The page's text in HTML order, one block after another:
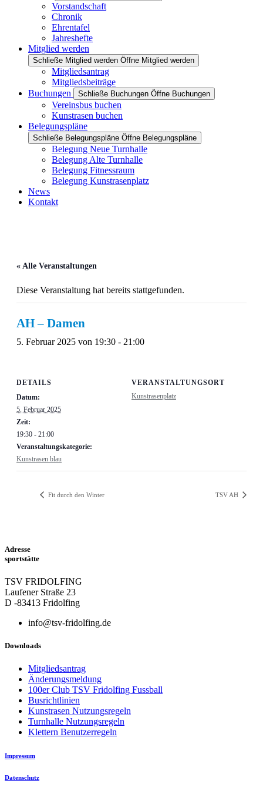
Vorstandschaft
Chronik
Ehrentafel
Jahreshefte
Mitglied werden
Schließe Mitglied werden Öffne Mitglied werden
Mitgliedsantrag
Mitgliedsbeiträge
Buchungen
Schließe Buchungen Öffne Buchungen
Vereinsbus buchen
Kunstrasen buchen
Belegungspläne
Schließe Belegungspläne Öffne Belegungspläne
Belegung Neue Turnhalle
Belegung Alte Turnhalle
Belegung Fitnessraum
Belegung Kunstrasenplatz
News
Kontakt
« Alle Veranstaltungen
Diese Veranstaltung hat bereits stattgefunden.
AH – Damen
5. Februar 2025 von 19:30 - 21:00
DETAILS
Datum:
5. Februar 2025
Zeit:
19:30 - 21:00
Veranstaltungskategorie:
Kunstrasen blau
VERANSTALTUNGSORT
Kunstrasenplatz
Fit durch den Winter TSV AH
Adresse
sportstätte
TSV FRIDOLFING
Laufener Straße 23
D -83413 Fridolfing
info@tsv-fridolfing.de
Downloads
Mitgliedsantrag
Änderungsmeldung
100er Club TSV Fridolfing Fussball
Busrichtlinien
Kunstrasen Nutzungsregeln
Turnhalle Nutzungsregeln
Klettern Benutzerregeln
Impressum
Datenschutz